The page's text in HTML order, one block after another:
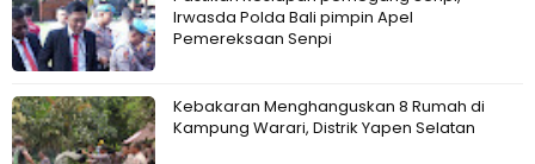
Irwasda Polda Bali pimpin Apel
Pemereksaan Senpi
Kebakaran Menghanguskan 8 Rumah di
Kampung Warari, Distrik Yapen Selatan